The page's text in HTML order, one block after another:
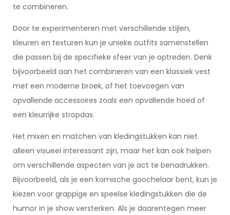
te combineren.
Door te experimenteren met verschillende stijlen,
kleuren en texturen kun je unieke outfits samenstellen
die passen bij de specifieke sfeer van je optreden. Denk
bijvoorbeeld aan het combineren van een klassiek vest
met een moderne broek, of het toevoegen van
opvallende accessoires zoals een opvallende hoed of
een kleurrijke stropdas.
Het mixen en matchen van kledingstukken kan niet
alleen visueel interessant zijn, maar het kan ook helpen
om verschillende aspecten van je act te benadrukken.
Bijvoorbeeld, als je een komische goochelaar bent, kun je
kiezen voor grappige en speelse kledingstukken die de
humor in je show versterken. Als je daarentegen meer